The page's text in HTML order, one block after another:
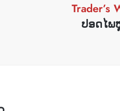
Trader’s
ປອດໄພ